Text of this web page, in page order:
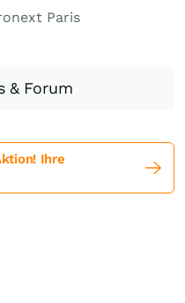
Paris
& Forum
Ihre